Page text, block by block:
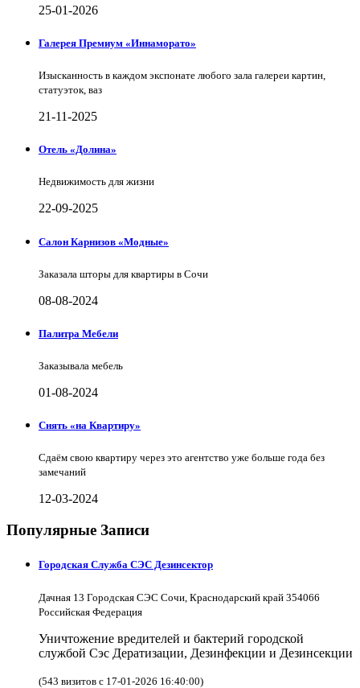
25-01-2026
Галерея Премиум «Иннаморато»
Изысканность в каждом экспонате любого зала галереи картин,
статуэток, ваз
21-11-2025
Отель «Долина»
Недвижимость для жизни
22-09-2025
Салон Карнизов «Модные»
Заказала шторы для квартиры в Сочи
08-08-2024
Палитра Мебели
Заказывала мебель
01-08-2024
Снять «на Квартиру»
Сдаём свою квартиру через это агентство уже больше года без
замечаний
12-03-2024
Популярные Записи
Городская Служба СЭС Дезинсектор
Дачная 13 Городская СЭС Сочи, Краснодарский край 354066
Российская Федерация
Уничтожение вредителей и бактерий городской
службой Сэс Дератизации, Дезинфекции и Дезинсекции
(543 визитов с 17-01-2026 16:40:00)